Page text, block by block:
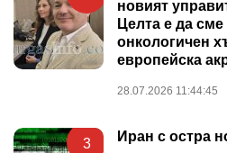
новият
Целта е да
онкологичен
европейска
28.07.2026 11:44:45
3 Иран с остра